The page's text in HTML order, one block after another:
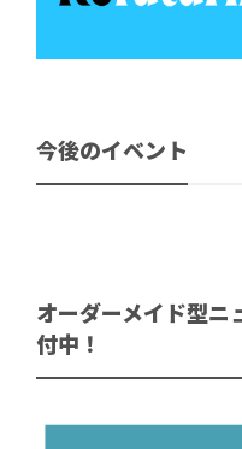
今後のイベント
オーダーメイド型ニ
付中！